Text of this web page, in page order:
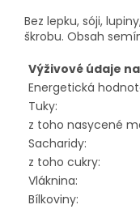
Bez lepku, sóji,
škrobu. Obsah
Výživové údaje na
Energetická
Tuky:
z toho nasycené
Sacharidy:
z toho cukry:
Vláknina:
Bílkoviny: